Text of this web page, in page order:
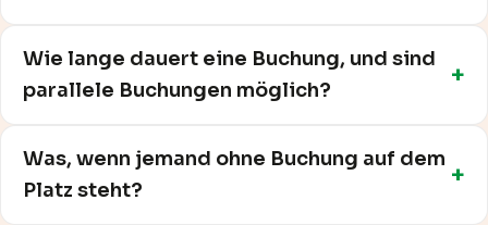
Wie lange dauert eine Buchung, und sind
parallele Buchungen möglich?
Was, wenn jemand ohne Buchung auf dem
Platz steht?